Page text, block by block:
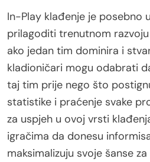
In-Play klađenje je posebno
prilagoditi trenutnom
ako jedan tim dominira i
kladioničari mogu odabrati
taj tim prije nego što
statistike i praćenje svake
za uspjeh u ovoj vrsti
igračima da donesu
maksimalizuju svoje šanse